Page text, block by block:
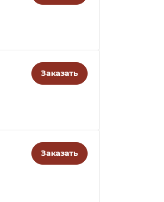
Заказать
Заказать